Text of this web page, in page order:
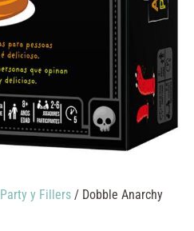
Party y Fillers / Dobble Anarchy